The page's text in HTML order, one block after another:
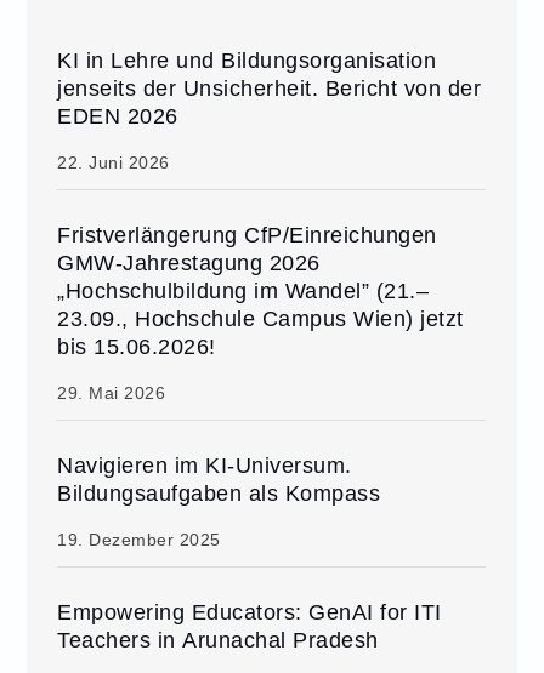
KI in Lehre und Bildungsorganisation
jenseits der Unsicherheit. Bericht von der
EDEN 2026
22. Juni 2026
Fristverlängerung CfP/Einreichungen
GMW-Jahrestagung 2026
„Hochschulbildung im Wandel” (21.–
23.09., Hochschule Campus Wien) jetzt
bis 15.06.2026!
29. Mai 2026
Navigieren im KI-Universum.
Bildungsaufgaben als Kompass
19. Dezember 2025
Empowering Educators: GenAI for ITI
Teachers in Arunachal Pradesh